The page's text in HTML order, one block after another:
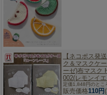
【ネコポス発
ク＆マスクケ
ーゼ)布マスク
002(レモンイ
定価1,848円のとこ
販売価格110円